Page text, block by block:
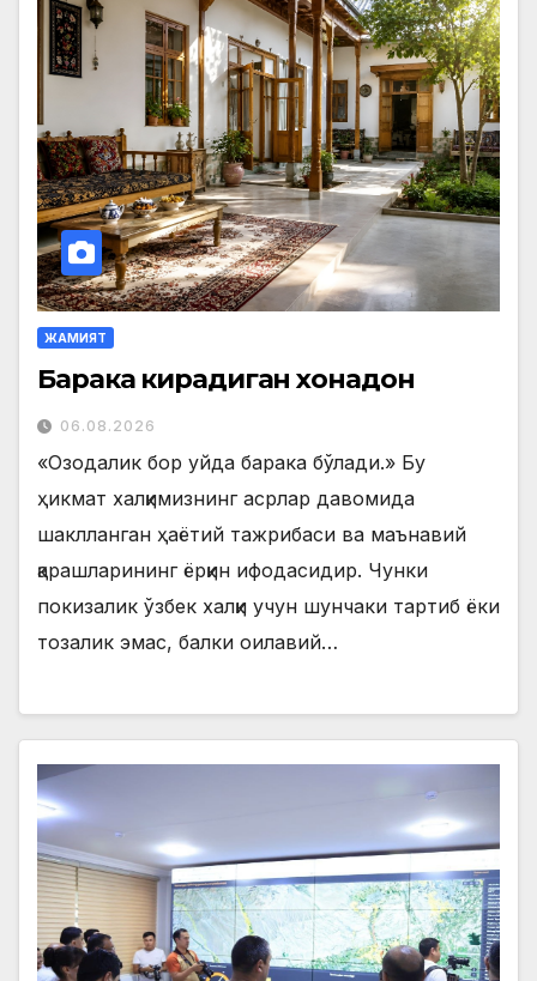
ЖАМИЯТ
Барака кирадиган хонадон
06.08.2026
«Озодалик бор уйда барака бўлади.» Бу
ҳикмат халқимизнинг асрлар давомида
шаклланган ҳаётий тажрибаси ва маънавий
қарашларининг ёрқин ифодасидир. Чунки
покизалик ўзбек халқи учун шунчаки тартиб ёки
тозалик эмас, балки оилавий…